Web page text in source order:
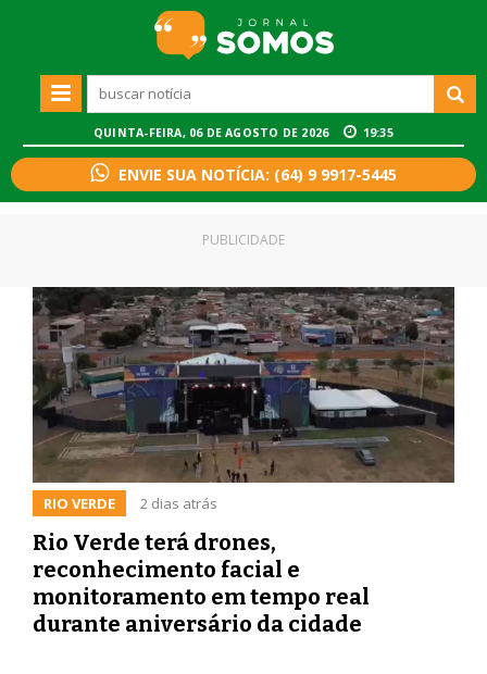
QUINTA-FEIRA, 06 DE AGOSTO DE 2026 19:35
ENVIE SUA NOTÍCIA: (64) 9 9917-5445
RIO VERDE 2 dias atrás
Rio Verde terá drones,
reconhecimento facial e
monitoramento em tempo real
durante aniversário da cidade
PUBLICIDADE